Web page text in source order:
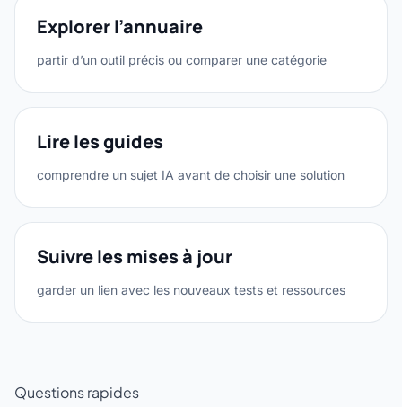
Explorer l’annuaire
partir d’un outil précis ou comparer une catégorie
Lire les guides
comprendre un sujet IA avant de choisir une solution
Suivre les mises à jour
garder un lien avec les nouveaux tests et ressources
Questions rapides